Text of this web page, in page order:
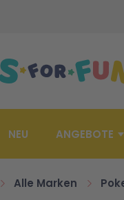
NEU ANGEBOTE
Alle Marken